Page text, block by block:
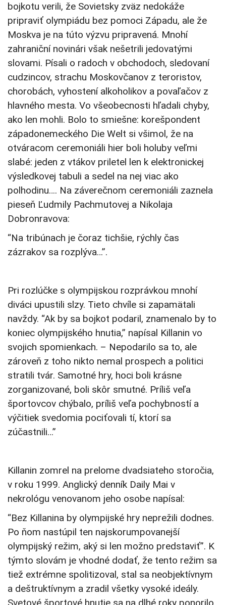
bojkotu verili, že Sovietsky zväz nedokáže
pripraviť olympiádu bez pomoci Západu, ale že
Moskva je na túto výzvu pripravená. Mnohí
zahraniční novinári však nešetrili jedovatými
slovami. Písali o radoch v obchodoch, sledovaní
cudzincov, strachu Moskovčanov z teroristov,
chorobách, vyhostení alkoholikov a povaľačov z
hlavného mesta. Vo všeobecnosti hľadali chyby,
ako len mohli. Bolo to smiešne: korešpondent
západonemeckého Die Welt si všimol, že na
otváracom ceremoniáli hier boli holuby veľmi
slabé: jeden z vtákov priletel len k elektronickej
výsledkovej tabuli a sedel na nej viac ako
polhodinu…. Na záverečnom ceremoniáli zaznela
pieseň Ľudmily Pachmutovej a Nikolaja
Dobronravova:
“Na tribúnach je čoraz tichšie, rýchly čas
zázrakov sa rozplýva…”.
Pri rozlúčke s olympijskou rozprávkou mnohí
diváci upustili slzy. Tieto chvíle si zapamätali
navždy. “Ak by sa bojkot podaril, znamenalo by to
koniec olympijského hnutia,” napísal Killanin vo
svojich spomienkach. – Nepodarilo sa to, ale
zároveň z toho nikto nemal prospech a politici
stratili tvár. Samotné hry, hoci boli krásne
zorganizované, boli skôr smutné. Príliš veľa
športovcov chýbalo, príliš veľa pochybností a
výčitiek svedomia pociťovali tí, ktorí sa
zúčastnili…”
Killanin zomrel na prelome dvadsiateho storočia,
v roku 1999. Anglický denník Daily Mai v
nekrológu venovanom jeho osobe napísal:
“Bez Killanina by olympijské hry neprežili dodnes.
Po ňom nastúpil ten najskorumpovanejší
olympijský režim, aký si len možno predstaviť”. K
týmto slovám je vhodné dodať, že tento režim sa
tiež extrémne spolitizoval, stal sa neobjektívnym
a deštruktívnym a zradil všetky vysoké ideály.